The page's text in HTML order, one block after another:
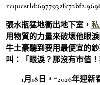
張水瓶猛地衝出地下室，
用物質的力量來破壞他眼
牛土豪聽到要用最便宜的
叫：「眼淚？那沒有市值
1月18日，“2026年迎